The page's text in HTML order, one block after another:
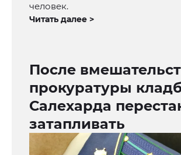
человек.
Читать далее >
После
прокуратуры
Салехарда
затапливать